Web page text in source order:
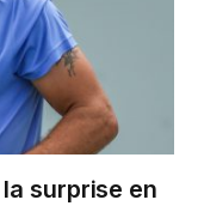
surprise en